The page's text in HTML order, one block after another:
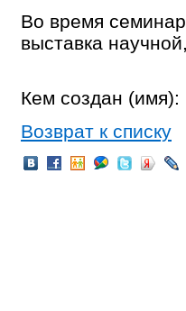
Во время
выставка
Кем создан (имя):
Возврат к списку